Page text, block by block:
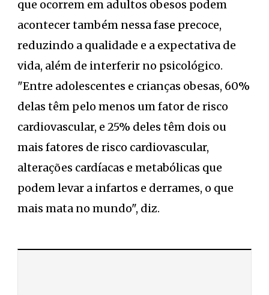
que ocorrem em adultos obesos podem
acontecer também nessa fase precoce,
reduzindo a qualidade e a expectativa de
vida, além de interferir no psicológico.
"Entre adolescentes e crianças obesas, 60%
delas têm pelo menos um fator de risco
cardiovascular, e 25% deles têm dois ou
mais fatores de risco cardiovascular,
alterações cardíacas e metabólicas que
podem levar a infartos e derrames, o que
mais mata no mundo", diz.